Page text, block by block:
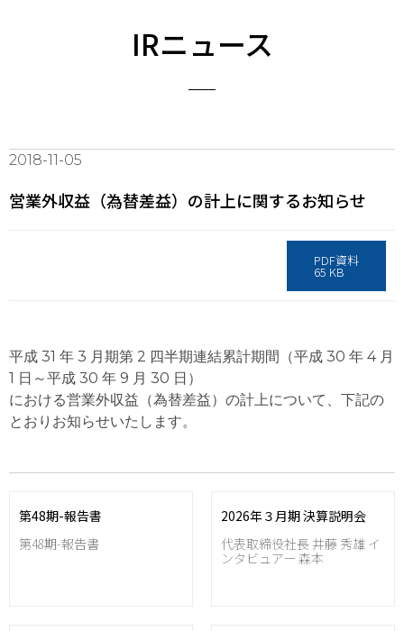
IRニュース
2018-11-05
営業外収益（為替差益）の計上に関するお知らせ
PDF資料
65 KB
平成 31 年 3 月期第 2 四半期連結累計期間（平成 30 年 4 月
1 日～平成 30 年 9 月 30 日）
における営業外収益（為替差益）の計上について、下記の
とおりお知らせいたします。
第48期-報告書
第48期-報告書
2026年３月期 決算説明会
代表取締役社長 井藤 秀雄 イ
ンタビュアー 森本